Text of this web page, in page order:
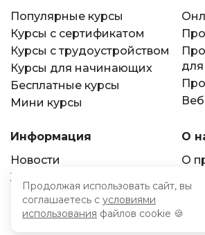
Популярные курсы
Курсы с сертификатом
Курсы с трудоустройством
Курсы для начинающих
Бесплатные курсы
Мини курсы
Информация
Новости
Журнал
Партнерам
О
О
Продолжая использовать сайт, вы
соглашаетесь с условиями
использования файлов cookie 🍪